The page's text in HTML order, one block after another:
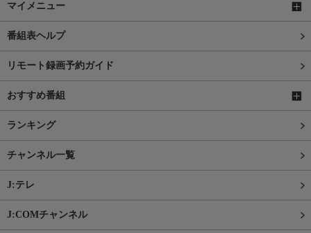
マイメニュー
番組表ヘルプ
リモート録画予約ガイド
おすすめ番組
ランキング
チャンネル一覧
J:テレ
J:COMチャンネル